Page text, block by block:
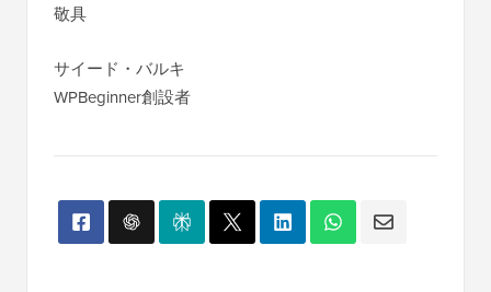
敬具
サイード・バルキ
WPBeginner創設者